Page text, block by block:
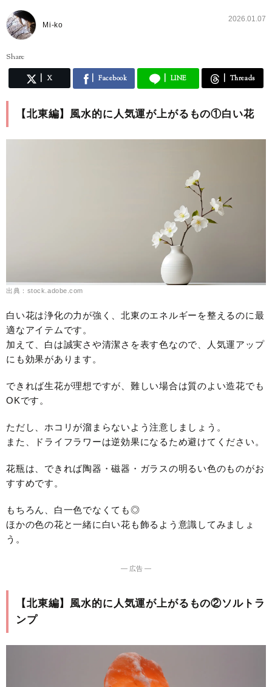
Mi-ko
2026.01.07
Share
X Facebook LINE Threads
【北東編】風水的に人気運が上がるもの①白い花
出典：stock.adobe.com
白い花は浄化の力が強く、北東のエネルギーを整えるのに最
適なアイテムです。
加えて、白は誠実さや清潔さを表す色なので、人気運アップ
にも効果があります。
できれば生花が理想ですが、難しい場合は質のよい造花でも
OKです。
ただし、ホコリが溜まらないよう注意しましょう。
また、ドライフラワーは逆効果になるため避けてください。
花瓶は、できれば陶器・磁器・ガラスの明るい色のものがお
すすめです。
もちろん、白一色でなくても◎
ほかの色の花と一緒に白い花も飾るよう意識してみましょ
う。
― 広告 ―
【北東編】風水的に人気運が上がるもの②ソルトラ
ンプ